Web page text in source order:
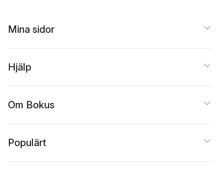
Mina sidor
Hjälp
Om Bokus
Populärt